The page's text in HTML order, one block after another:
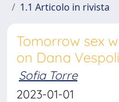
1.1 Articolo in rivista
Tomorrow sex
on Dana
Sofia Torre
2023-01-01